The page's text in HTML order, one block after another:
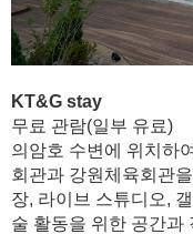
KT&G stay
무료 관람(일부 유료)
의암호 수변에 위치하
회관과 강원체육회관
장, 라이브 스튜디오,
술 활동을 위한 공간과